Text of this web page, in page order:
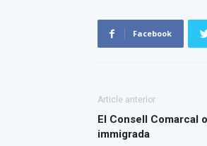
Facebook
Article anterior
El Consell Comarcal
immigrada